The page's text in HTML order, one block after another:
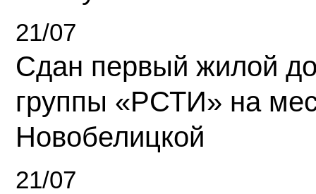
21/07
Сдан первый жилой
группы «РСТИ» на
Новобелицкой
21/07